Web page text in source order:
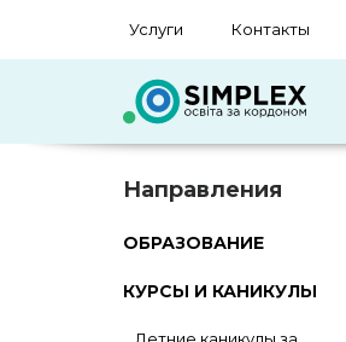
Услуги Контакты
Направления
ОБРАЗОВАНИЕ
КУРСЫ И КАНИКУЛЫ